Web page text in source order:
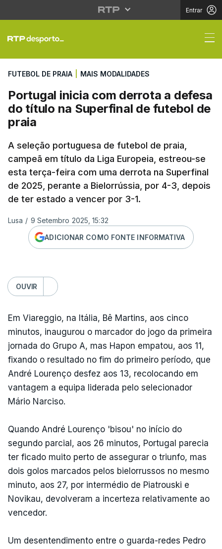
Entrar
Portugal inicia com
FUTEBOL DE PRAIA MAIS MODALIDADES
Portugal inicia com derrota a defesa
do título na Superfinal de futebol de
praia
A seleção portuguesa de futebol de praia,
campeã em título da Liga Europeia, estreou-se
esta terça-feira com uma derrota na Superfinal
de 2025, perante a Bielorrússia, por 4-3, depois
de ter estado a vencer por 3-1.
Lusa / 9 Setembro 2025, 15:32
ADICIONAR COMO FONTE INFORMATIVA
OUVIR
Em Viareggio, na Itália, Bê Martins, aos cinco
minutos, inaugurou o marcador do jogo da primeira
jornada do Grupo A, mas Hapon empatou, aos 11,
fixando o resultado no fim do primeiro período, que
André Lourenço desfez aos 13, recolocando em
vantagem a equipa liderada pelo selecionador
Mário Narciso.
Quando André Lourenço 'bisou' no início do
segundo parcial, aos 26 minutos, Portugal parecia
ter ficado muito perto de assegurar o triunfo, mas
dois golos marcados pelos bielorrussos no mesmo
minuto, aos 27, por intermédio de Piatrouski e
Novikau, devolveram a incerteza relativamente ao
vencedor.
Um desentendimento entre o guarda-redes Pedro